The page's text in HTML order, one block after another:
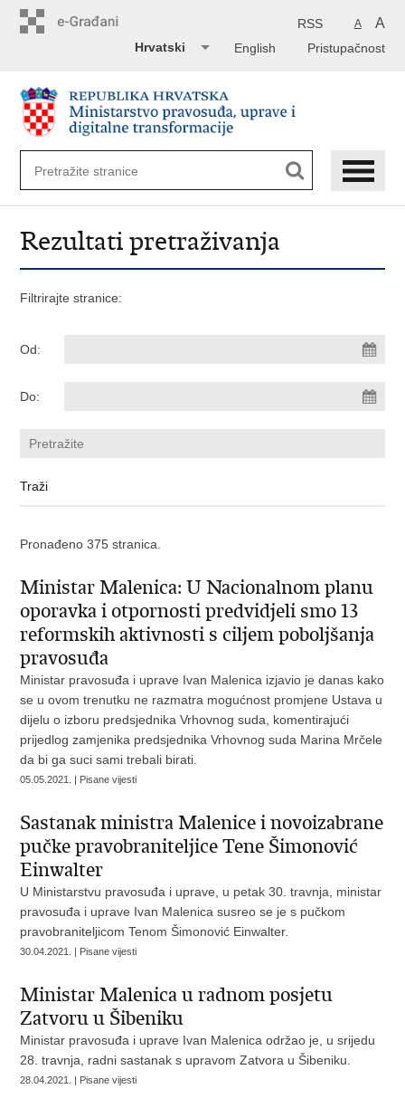
A A
RSS
Pristupačnost
English
Hrvatski
Rezultati pretraživanja
Filtrirajte stranice:
Od:
Do:
Pronađeno 375 stranica.
Ministar Malenica: U Nacionalnom planu
oporavka i otpornosti predvidjeli smo 13
reformskih aktivnosti s ciljem poboljšanja
pravosuđa
Ministar pravosuđa i uprave Ivan Malenica izjavio je danas kako
se u ovom trenutku ne razmatra mogućnost promjene Ustava u
dijelu o izboru predsjednika Vrhovnog suda, komentirajući
prijedlog zamjenika predsjednika Vrhovnog suda Marina Mrčele
da bi ga suci sami trebali birati.
05.05.2021. | Pisane vijesti
Sastanak ministra Malenice i novoizabrane
pučke pravobraniteljice Tene Šimonović
Einwalter
U Ministarstvu pravosuđa i uprave, u petak 30. travnja, ministar
pravosuđa i uprave Ivan Malenica susreo se je s pučkom
pravobraniteljicom Tenom Šimonović Einwalter.
30.04.2021. | Pisane vijesti
Ministar Malenica u radnom posjetu
Zatvoru u Šibeniku
Ministar pravosuđa i uprave Ivan Malenica održao je, u srijedu
28. travnja, radni sastanak s upravom Zatvora u Šibeniku.
28.04.2021. | Pisane vijesti